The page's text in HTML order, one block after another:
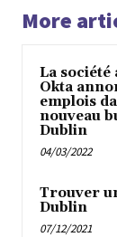
More
La
Okta
emplois
nouveau
Dublin
04/03/2022
Trouver
Dublin
07/12/2021